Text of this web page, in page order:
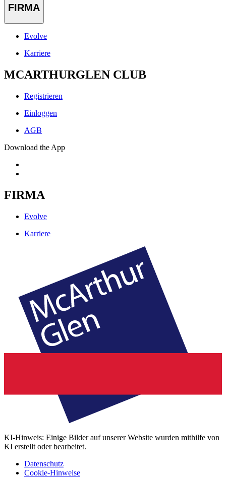
FIRMA
Evolve
Karriere
MCARTHURGLEN CLUB
Registrieren
Einloggen
AGB
Download the App
FIRMA
Evolve
Karriere
KI-Hinweis: Einige Bilder auf unserer Website wurden mithilfe von
KI erstellt oder bearbeitet.
Datenschutz
Cookie-Hinweise